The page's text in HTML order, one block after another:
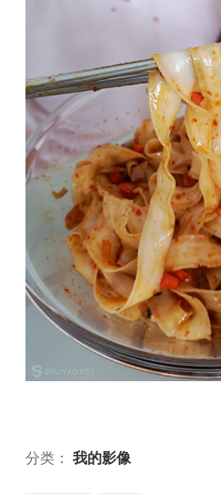
分类： 我的影像